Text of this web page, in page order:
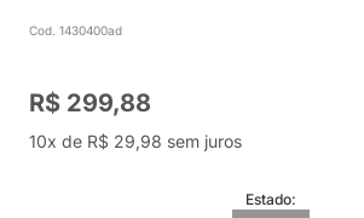
Cod. 1430400ad
R$ 299,88
10x de R$ 29,98 sem juros
Estado: